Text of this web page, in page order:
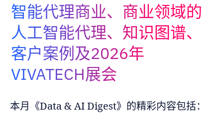
联系
Adopt AI
搜
索
智能代理商业、商业领域的
人工智能代理、知识图谱、
客户案例及2026年
VIVATECH展会
本月《Data & AI Digest》的精彩内容包括：